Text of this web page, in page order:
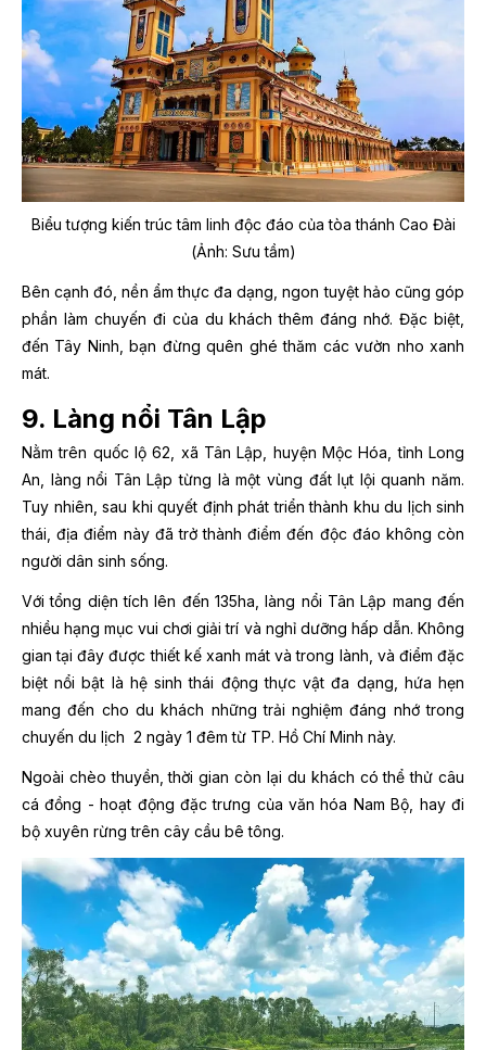
Biểu tượng kiến trúc tâm linh độc đáo của tòa thánh Cao Đài
(Ảnh: Sưu tầm)
Bên cạnh đó, nền ẩm thực đa dạng, ngon tuyệt hảo cũng góp
phần làm chuyến đi của du khách thêm đáng nhớ. Đặc biệt,
đến Tây Ninh, bạn đừng quên ghé thăm các vườn nho xanh
mát.
9. Làng nổi Tân Lập
Nằm trên quốc lộ 62, xã Tân Lập, huyện Mộc Hóa, tỉnh Long
An, làng nổi Tân Lập từng là một vùng đất lụt lội quanh năm.
Tuy nhiên, sau khi quyết định phát triển thành khu du lịch sinh
thái, địa điểm này đã trở thành điểm đến độc đáo không còn
người dân sinh sống.
Với tổng diện tích lên đến 135ha, làng nổi Tân Lập mang đến
nhiều hạng mục vui chơi giải trí và nghỉ dưỡng hấp dẫn. Không
gian tại đây được thiết kế xanh mát và trong lành, và điểm đặc
biệt nổi bật là hệ sinh thái động thực vật đa dạng, hứa hẹn
mang đến cho du khách những trải nghiệm đáng nhớ trong
chuyến du lịch 2 ngày 1 đêm từ TP. Hồ Chí Minh này.
Ngoài chèo thuyền, thời gian còn lại du khách có thể thử câu
cá đồng - hoạt động đặc trưng của văn hóa Nam Bộ, hay đi
bộ xuyên rừng trên cây cầu bê tông.